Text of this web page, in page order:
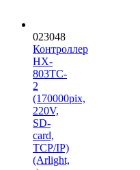
023048
Контроллер
HX-
803TC-
2
(170000pix,
220V,
SD-
card,
TCP/IP)
(Arlight,